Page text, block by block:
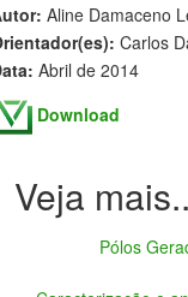
Aline Damaceno
Carlos
Abril de 2014
Download
Pólos